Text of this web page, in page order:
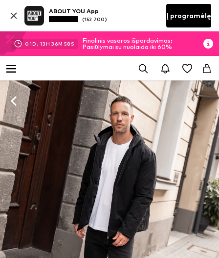
ABOUT YOU App
(152 700) Į programėlę
01D. 13H 36M 57 S
Finalinis vasaros išpardavimas:
Pasiūlymai su nuolaida iki 60%